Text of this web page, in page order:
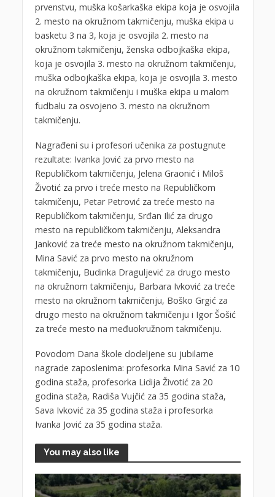
prvenstvu, muška košarkaška ekipa koja je osvojila
2. mesto na okružnom takmičenju, muška ekipa u
basketu 3 na 3, koja je osvojila 2. mesto na
okružnom takmičenju, ženska odbojkaška ekipa,
koja je osvojila 3. mesto na okružnom takmičenju,
muška odbojkaška ekipa, koja je osvojila 3. mesto
na okružnom takmičenju i muška ekipa u malom
fudbalu za osvojeno 3. mesto na okružnom
takmičenju.
Nagrađeni su i profesori učenika za postugnute
rezultate: Ivanka Jović za prvo mesto na
Republičkom takmičenju, Jelena Graonić i Miloš
Životić za prvo i treće mesto na Republičkom
takmičenju, Petar Petrović za treće mesto na
Republičkom takmičenju, Srđan Ilić za drugo
mesto na republičkom takmičenju, Aleksandra
Janković za treće mesto na okružnom takmičenju,
Mina Savić za prvo mesto na okružnom
takmičenju, Budinka Draguljević za drugo mesto
na okružnom takmičenju, Barbara Ivković za treće
mesto na okružnom takmičenju, Boško Grgić za
drugo mesto na okružnom takmičenju i Igor Šošić
za treće mesto na međuokružnom takmičenju.
Povodom Dana škole dodeljene su jubilarne
nagrade zaposlenima: profesorka Mina Savić za 10
godina staža, profesorka Lidija Životić za 20
godina staža, Radiša Vujčić za 35 godina staža,
Sava Ivković za 35 godina staža i profesorka
Ivanka Jović za 35 godina staža.
You may also like